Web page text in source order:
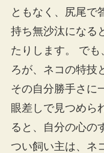
ともなく、尻尾で
持ち無沙汰になる
たりします。 でも
ろが、ネコの特技
その自分勝手さに
眼差しで見つめら
ると、自分の心の
つい飼い主は、ネ